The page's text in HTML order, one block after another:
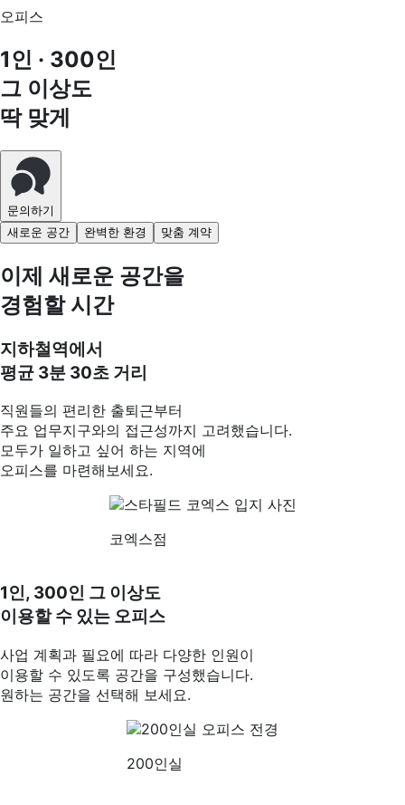
오피스
1인 · 300인
그 이상도
딱 맞게
문의하기
새로운 공간
완벽한 환경 맞춤 계약
이제 새로운 공간을
경험할 시간
지하철역에서
평균 3분 30초 거리
직원들의 편리한 출퇴근부터
주요 업무지구와의 접근성까지 고려했습니다.
모두가 일하고 싶어 하는 지역에
오피스를 마련해보세요.
코엑스점
1인, 300인 그 이상도
이용할 수 있는 오피스
사업 계획과 필요에 따라 다양한 인원이
이용할 수 있도록 공간을 구성했습니다.
원하는 공간을 선택해 보세요.
200인실